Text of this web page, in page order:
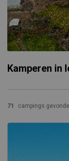
Kamperen in
71 campings